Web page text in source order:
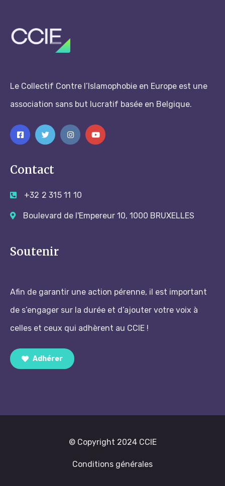
Le Collectif Contre l’Islamophobie en Europe est une
association sans but lucratif basée en Belgique.
Contact
+32 2 315 11 10
Boulevard de l'Empereur 10, 1000 BRUXELLES
Soutenir
Afin de garantir une action pérenne, il est important
de s’engager sur la durée et d’ajouter votre voix à
celles et ceux qui adhèrent au CCIE !
Adhérer
© Copyright 2024 CCIE
Conditions générales